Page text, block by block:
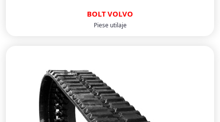
BOLT VOLVO
Piese utilaje